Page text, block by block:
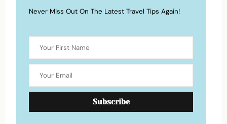
Never Miss Out On The Latest Travel Tips Again!